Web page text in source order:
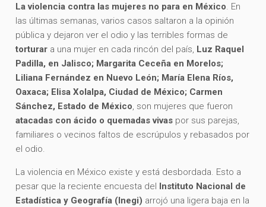
La violencia contra las mujeres no para en México. En
las últimas semanas, varios casos saltaron a la opinión
pública y dejaron ver el odio y las terribles formas de
torturar a una mujer en cada rincón del país, Luz Raquel
Padilla, en Jalisco; Margarita Ceceña en Morelos;
Liliana Fernández en Nuevo León; María Elena Ríos,
Oaxaca; Elisa Xolalpa, Ciudad de México; Carmen
Sánchez, Estado de México, son mujeres que fueron
atacadas con ácido o quemadas vivas por sus parejas,
familiares o vecinos faltos de escrúpulos y rebasados por
el odio.
La violencia en México existe y está desbordada. Esto a
pesar que la reciente encuesta del Instituto Nacional de
Estadística y Geografía (Inegi) arrojó una ligera baja en la